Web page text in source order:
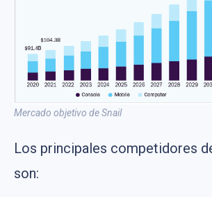
Mercado objetivo de Snail
Los principales competidores
son: